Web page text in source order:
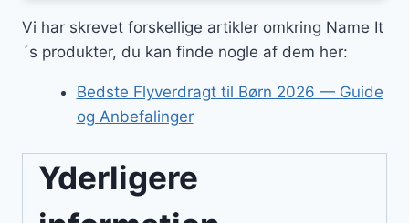
Vi har skrevet forskellige artikler omkring Name It
´s produkter, du kan finde nogle af dem her:
Bedste Flyverdragt til Børn 2026 — Guide
og Anbefalinger
Yderligere